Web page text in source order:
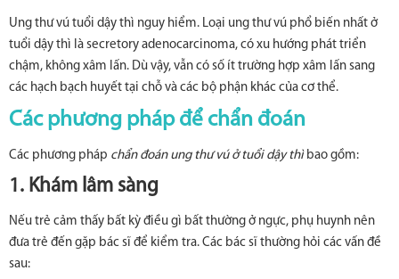
Ung thư vú tuổi dậy thì nguy hiểm. Loại ung thư vú phổ biến nhất ở
tuổi dậy thì là secretory adenocarcinoma, có xu hướng phát triển
chậm, không xâm lấn. Dù vậy, vẫn có số ít trường hợp xâm lấn sang
các hạch bạch huyết tại chỗ và các bộ phận khác của cơ thể.
Các phương pháp để chẩn đoán
Các phương pháp chẩn đoán ung thư vú ở tuổi dậy thìbao gồm:
1. Khám lâm sàng
Nếu trẻ cảm thấy bất kỳ điều gì bất thường ở ngực, phụ huynh nên
đưa trẻ đến gặp bác sĩ để kiểm tra. Các bác sĩ thường hỏi các vấn đề
sau: